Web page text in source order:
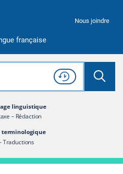
française
Nous joindre
Rechercher dans tout le site
Lancer
Consulter l'
Historique
de recherche
linguistique
– Rédaction
terminologique
Traductions